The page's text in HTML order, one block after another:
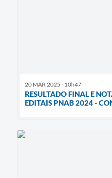
20 MAR 2025 - 10h47
RESULTADO FINAL E
EDITAIS PNAB 2024 -